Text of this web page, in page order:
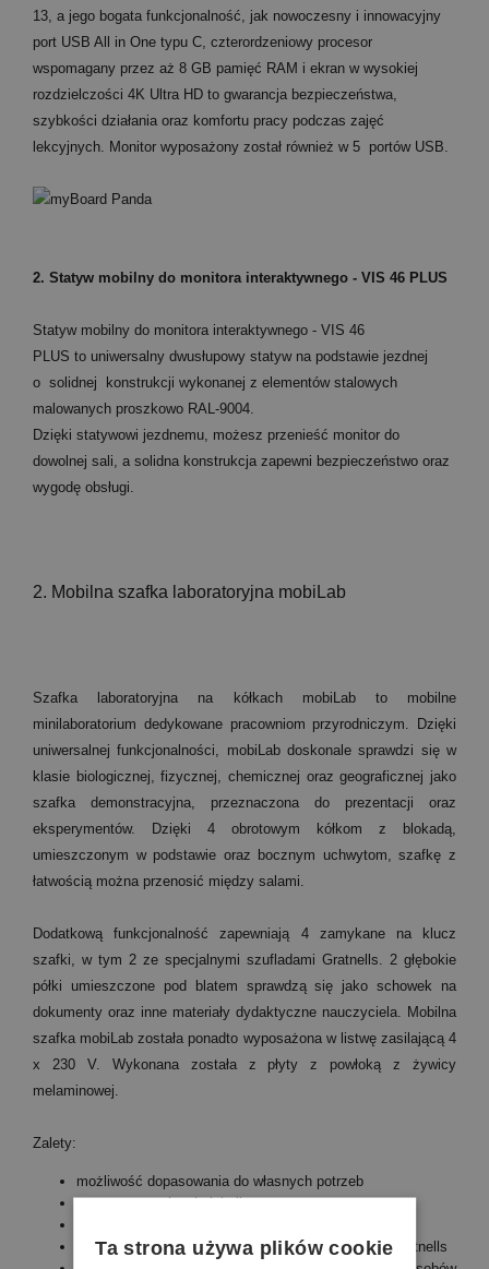
13, a jego bogata funkcjonalność, jak nowoczesny i innowacyjny
port USB All in One typu C, czterordzeniowy procesor
wspomagany przez aż 8 GB pamięć RAM i ekran w wysokiej
rozdzielczości 4K Ultra HD to gwarancja bezpieczeństwa,
szybkości działania oraz komfortu pracy podczas zajęć
lekcyjnych. Monitor wyposażony został również w 5 portów USB.
2. Statyw mobilny do monitora interaktywnego - VIS 46 PLUS
Statyw mobilny do monitora interaktywnego - VIS 46
PLUS to uniwersalny dwusłupowy statyw na podstawie jezdnej
o solidnej konstrukcji wykonanej z elementów stalowych
malowanych proszkowo RAL-9004.
Dzięki statywowi jezdnemu, możesz przenieść monitor do
dowolnej sali, a solidna konstrukcja zapewni bezpieczeństwo oraz
wygodę obsługi.
2. Mobilna szafka laboratoryjna mobiLab
Szafka laboratoryjna na kółkach mobiLab to mobilne
minilaboratorium dedykowane pracowniom przyrodniczym. Dzięki
uniwersalnej funkcjonalności, mobiLab doskonale sprawdzi się w
klasie biologicznej, fizycznej, chemicznej oraz geograficznej jako
szafka demonstracyjna, przeznaczona do prezentacji oraz
eksperymentów. Dzięki 4 obrotowym kółkom z blokadą,
umieszczonym w podstawie oraz bocznym uchwytom, szafkę z
łatwością można przenosić między salami.
Dodatkową funkcjonalność zapewniają 4 zamykane na klucz
szafki, w tym 2 ze specjalnymi szufladami Gratnells. 2 głębokie
półki umieszczone pod blatem sprawdzą się jako schowek na
dokumenty oraz inne materiały dydaktyczne nauczyciela. Mobilna
szafka mobiLab została ponadto wyposażona w listwę zasilającą 4
x 230 V. Wykonana została z płyty z powłoką z żywicy
melaminowej.
Zalety:
możliwość dopasowania do własnych potrzeb
sprawna organizacja lekcji
czytelna segregacja materiałów dzięki szufladom Gratnells
Ta strona używa plików cookie